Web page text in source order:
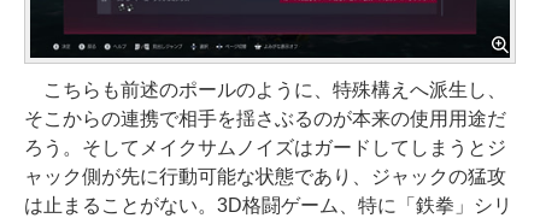
こちらも前述のポールのように、特殊構えへ派生し、
そこからの連携で相手を揺さぶるのが本来の使用用途だ
ろう。そしてメイクサムノイズはガードしてしまうとジ
ャック側が先に行動可能な状態であり、ジャックの猛攻
は止まることがない。3D格闘ゲーム、特に「鉄拳」シリ